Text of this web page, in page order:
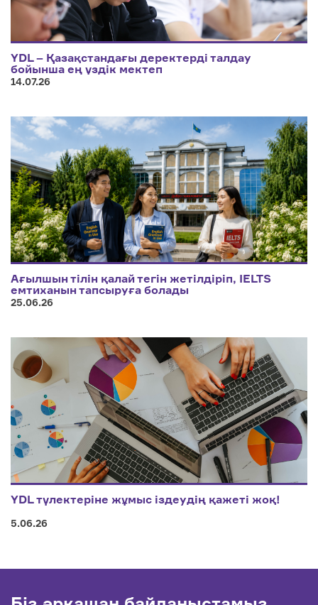
YDL – Қазақстандағы деректерді талдау
бойынша ең үздік мектеп
14.07.26
Ағылшын тілін қалай тегін жетілдіріп, IELTS
емтиханын тапсыруға болады
25.06.26
YDL түлектеріне жұмыс іздеудің қажеті жоқ!
5.06.26